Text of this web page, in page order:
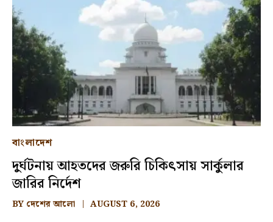
বাংলাদেশ
দুর্ঘটনায় আহতদের জরুরি চিকিৎসায় সার্কুলার
জারির নির্দেশ
BY দেশের আলো AUGUST 6, 2026